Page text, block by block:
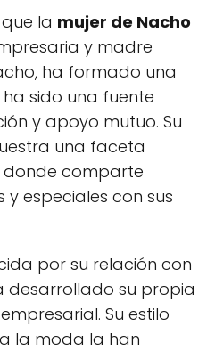
la mujer de Nacho
y madre
ha formado una
sido una fuente
y apoyo mutuo. Su
una faceta
donde comparte
especiales con sus
por su relación con
desarrollado su propia
Su estilo
la moda la han